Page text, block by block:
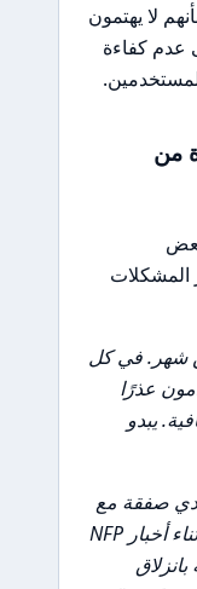
لا يهتمون
عدم كفاءة
من
المشكلات
شهر. في كل
عذرًا
يبدو
لدي صفقة مع
أمر إيقاف خسارة واضح، لكن أثناء أخبار NFP